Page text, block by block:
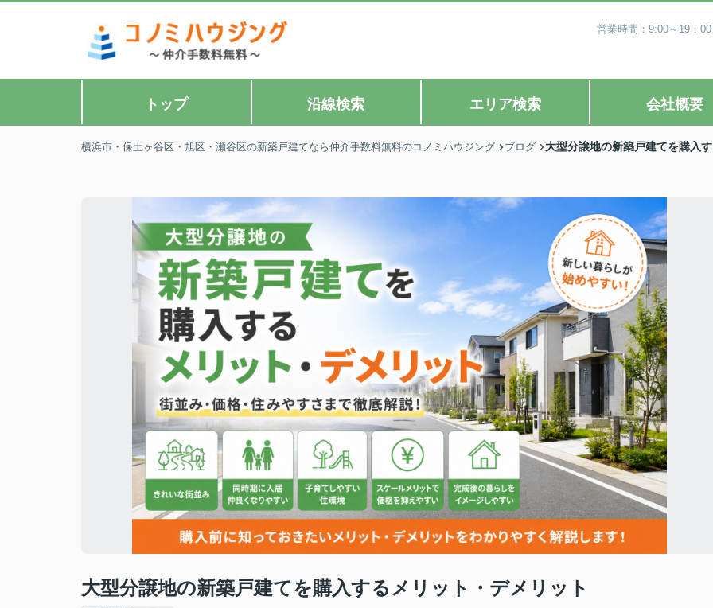
営業時間：9:00～19：
トップ 沿線検索 エリア検索 会社概要
横浜市・保土ヶ谷区・旭区・瀬谷区の新築戸建てなら仲介手数料無料のコノミハウジング ブログ 大型分譲地の新築戸建てを購入
大型分譲地の新築戸建てを購入するメリット・デメリット